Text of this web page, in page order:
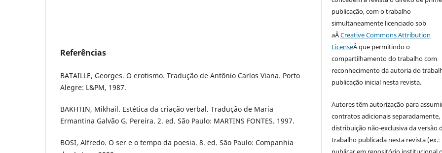
Referências
BATAILLE, Georges. O erotismo. Tradução de Antônio Carlos Viana. Porto
Alegre: L&PM, 1987.
BAKHTIN, Mikhail. Estética da criação verbal. Tradução de Maria
Ermantina Galvão G. Pereira. 2. ed. São Paulo: MARTINS FONTES. 1997.
BOSI, Alfredo. O ser e o tempo da poesia. 8. ed. São Paulo: Companhia
publicação, com o trabalho
simultaneamente licenciado sob
aÂCreative Commons Attribution
LicenseÂ que permitindo o
compartilhamento do trabalho com
reconhecimento da autoria do
publicação inicial nesta revista.
Autores têm autorização para
contratos adicionais separadamente,
distribuição não-exclusiva da versão
trabalho publicada nesta revista (ex.: